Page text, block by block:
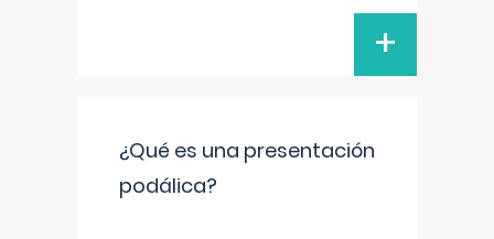
+
¿Qué es una presentación
podálica?